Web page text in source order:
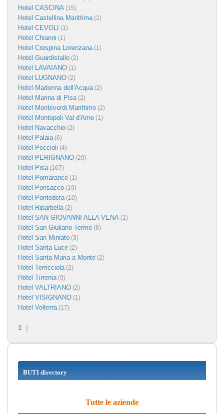
Hotel CASCINA (15)
Hotel Castellina Marittima(2)
Hotel CEVOLI (1)
Hotel Chianni (1)
Hotel Crespina Lorenzana(1)
Hotel Guardistallo (2)
Hotel LAVAIANO (1)
Hotel LUGNANO (2)
Hotel Madonna dell'Acqua(2)
Hotel Marina di Pisa(2)
Hotel Monteverdi Marittimo (2)
Hotel Montopoli Val d'Arno (1)
Hotel Navacchio (2)
Hotel Palaia(6)
Hotel Peccioli (4)
Hotel PERIGNANO (29)
Hotel Pisa(167)
Hotel Pomarance (1)
Hotel Ponsacco (19)
Hotel Pontedera(10)
Hotel Riparbella(2)
Hotel SAN GIOVANNI ALLA VENA (1)
Hotel San Giuliano Terme (8)
Hotel San Miniato (3)
Hotel Santa Luce (2)
Hotel Santa Maria a Monte (2)
Hotel Terricciola(2)
Hotel Tirrenia(9)
Hotel VALTRIANO (2)
Hotel VISIGNANO (1)
Hotel Volterra(17)
1 |
BUTI directory
Tutte le aziende